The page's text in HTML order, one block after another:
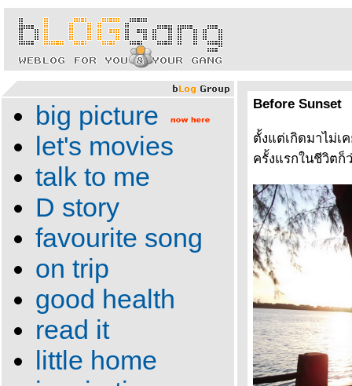
big picture
let's movies
talk to me
D story
favourite song
on trip
good health
read it
little home
Before Sunset
ตั้งแต่เกิดมาไม่เ
ครั้งแรกในชีวิตก็